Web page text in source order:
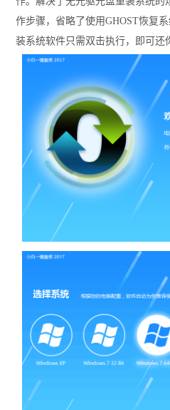
作步骤，省略了使用GHOST恢复
装系统软件只需双击执行，即可还